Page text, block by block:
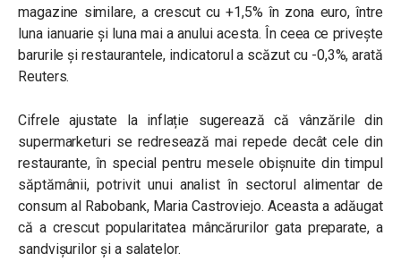
magazine similare, a crescut cu +1,5% în zona euro, între
luna ianuarie și luna mai a anului acesta. În ceea ce privește
barurile și restaurantele, indicatorul a scăzut cu -0,3%, arată
Reuters.
Cifrele ajustate la inflație sugerează că vânzările din
supermarketuri se redresează mai repede decât cele din
restaurante, în special pentru mesele obișnuite din timpul
săptămânii, potrivit unui analist în sectorul alimentar de
consum al Rabobank, Maria Castroviejo. Aceasta a adăugat
că a crescut popularitatea mâncărurilor gata preparate, a
sandvișurilor și a salatelor.